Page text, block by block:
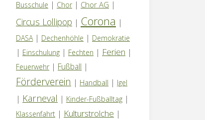
Busschule | Chor | Chor AG |
Circus Lollipop | Corona |
DASA| Dechenhöhle | Demokratie
| Einschulung | Fechten | Ferien |
Feuerwehr | Fußball |
Förderverein | Handball | Igel
| Karneval | Kinder-Fußballtag |
Klassenfahrt | Kulturstrolche |